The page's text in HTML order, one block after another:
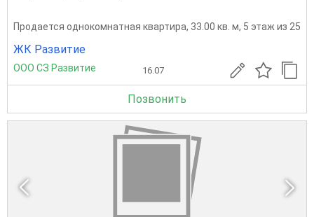
Продается однокомнатная квартира, 33.00 кв. м, 5 этаж из 25
ЖК Развитие
ООО СЗ Развитие 16.07
Позвонить